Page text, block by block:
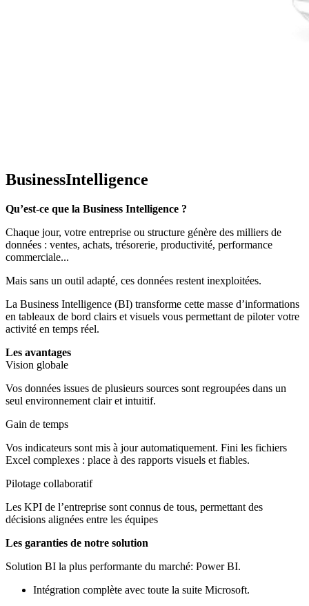
BusinessIntelligence
Qu’est-ce que la Business Intelligence ?
Chaque jour, votre entreprise ou structure génère des milliers de
données : ventes, achats, trésorerie, productivité, performance
commerciale...
Mais sans un outil adapté, ces données restent inexploitées.
La Business Intelligence (BI) transforme cette masse d’informations
en tableaux de bord clairs et visuels vous permettant de piloter votre
activité en temps réel.
Les avantages
Vision globale
Vos données issues de plusieurs sources sont regroupées dans un
seul environnement clair et intuitif.
Gain de temps
Vos indicateurs sont mis à jour automatiquement. Fini les fichiers
Excel complexes : place à des rapports visuels et fiables.
Pilotage collaboratif
Les KPI de l’entreprise sont connus de tous, permettant des
décisions alignées entre les équipes
Les garanties de notre solution
Solution BI la plus performante du marché: Power BI.
Intégration complète avec toute la suite Microsoft.